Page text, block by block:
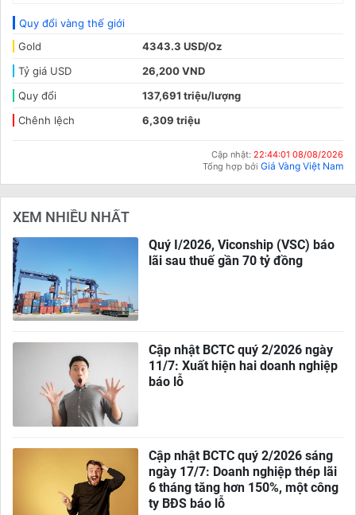
Quy đổi vàng thế giới
Gold
4343.3 USD/Oz
Tỷ giá USD
26,200 VND
Quy đổi
137,691 triệu/lượng
Chênh lệch
6,309 triệu
Cập nhật: 22:44:01 08/08/2026
Tổng hợp bởi Giá Vàng Việt Nam
XEM NHIỀU NHẤT
Quý I/2026, Viconship (VSC) báo
lãi sau thuế gần 70 tỷ đồng
Cập nhật BCTC quý 2/2026 ngày
11/7: Xuất hiện hai doanh nghiệp
báo lỗ
Cập nhật BCTC quý 2/2026 sáng
ngày 17/7: Doanh nghiệp thép lãi
6 tháng tăng hơn 150%, một công
ty BĐS báo lỗ